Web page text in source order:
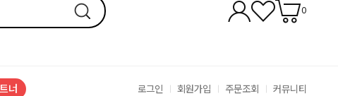
0
너 로그인 회원가입 주문조회 커뮤니티